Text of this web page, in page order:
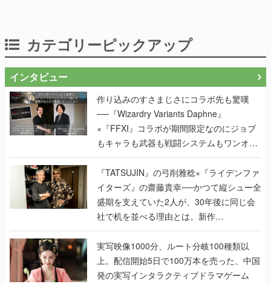
カテゴリーピックアップ
インタビュー
作り込みのすさまじさにコラボ先も驚嘆
──『Wizardry Variants Daphne』
×『FFXI』コラボが期間限定なのにジョブ
もキャラも武器も戦闘システムもワンオフ
で作り込まれた理由を両ディレクターに聞
く
『TATSUJIN』の弓削雅稔×『ライデンファ
イターズ』の齋藤貴幸──かつて縦シュー全
盛期を支えていた2人が、30年後に同じ会
社で机を並べる理由とは。新作
『TATSUJIN EXTREME』で初タッグを組
んだレジェンド2人に訊く開発秘話
実写映像1000分、ルート分岐100種類以
上。配信開始5日で100万本を売った、中国
発の実写インタラクティブドラマゲーム